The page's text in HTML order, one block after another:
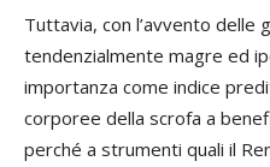
Tuttavia, con l’avvento delle
tendenzialmente magre ed
importanza come indice
corporee della scrofa a
perché a strumenti quali il